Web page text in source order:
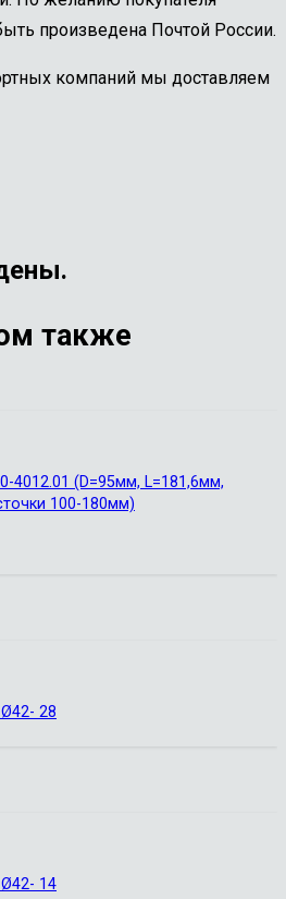
произведена Почтой России.
компаний мы доставляем
также
4012.01 (D=95мм, L=181,6мм,
100-180мм)
28
14